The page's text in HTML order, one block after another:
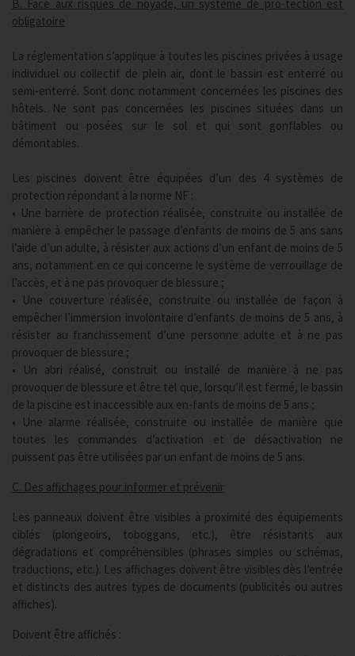
B. Face aux risques de noyade, un système de pro-tection est
obligatoire
La réglementation s’applique à toutes les piscines privées à usage
individuel ou collectif de plein air, dont le bassin est enterré ou
semi-enterré. Sont donc notamment concernées les piscines des
hôtels. Ne sont pas concernées les piscines situées dans un
bâtiment ou posées sur le sol et qui sont gonflables ou
démontables.
Les piscines doivent être équipées d’un des 4 systèmes de
protection répondant à la norme NF :
• Une barrière de protection réalisée, construite ou installée de
manière à empêcher le passage d’enfants de moins de 5 ans sans
l’aide d’un adulte, à résister aux actions d’un enfant de moins de 5
ans, notamment en ce qui concerne le système de verrouillage de
l’accès, et à ne pas provoquer de blessure ;
• Une couverture réalisée, construite ou installée de façon à
empêcher l’immersion involontaire d’enfants de moins de 5 ans, à
résister au franchissement d’une personne adulte et à ne pas
provoquer de blessure ;
• Un abri réalisé, construit ou installé de manière à ne pas
provoquer de blessure et être tel que, lorsqu’il est fermé, le bassin
de la piscine est inaccessible aux en-fants de moins de 5 ans ;
• Une alarme réalisée, construite ou installée de manière que
toutes les commandes d’activation et de désactivation ne
puissent pas être utilisées par un enfant de moins de 5 ans.
C. Des affichages pour informer et prévenir
Les panneaux doivent être visibles à proximité des équipements
ciblés (plongeoirs, toboggans, etc.), être résistants aux
dégradations et compréhensibles (phrases simples ou schémas,
traductions, etc.). Les affichages doivent être visibles dès l’entrée
et distincts des autres types de documents (publicités ou autres
affiches).
Doivent être affichés :